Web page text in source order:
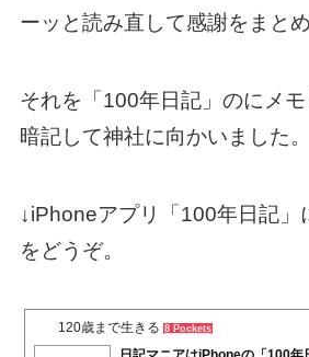
ーッと読み直して感謝をまとめ
それを「100年日記」のにメ
暗記して神社に向かいました。
↓iPhoneアプリ「100年日記」
をどうぞ。
120歳まで生きる 8 Pockets